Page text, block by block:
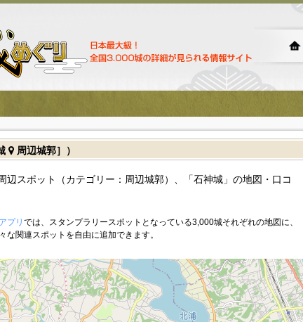
周辺城郭］）
辺スポット（カテゴリー：周辺城郭）、「石神城」の地図・口コ
プリ では、スタンプラリースポットとなっている3,000城それぞれの地図に、
な関連スポットを自由に追加できます。